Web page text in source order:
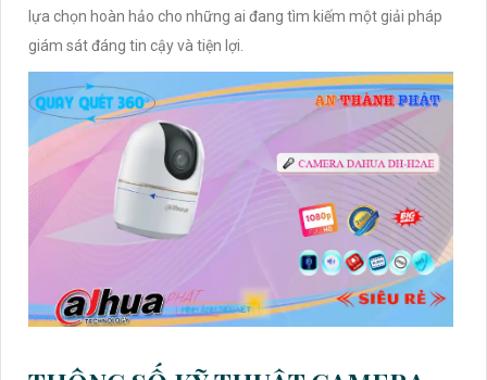
lựa chọn hoàn hảo cho những ai đang tìm kiếm một giải pháp
giám sát đáng tin cậy và tiện lợi.